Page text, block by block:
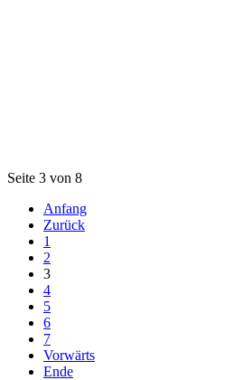
Seite 3 von 8
Anfang
Zurück
1
2
3
4
5
6
7
Vorwärts
Ende